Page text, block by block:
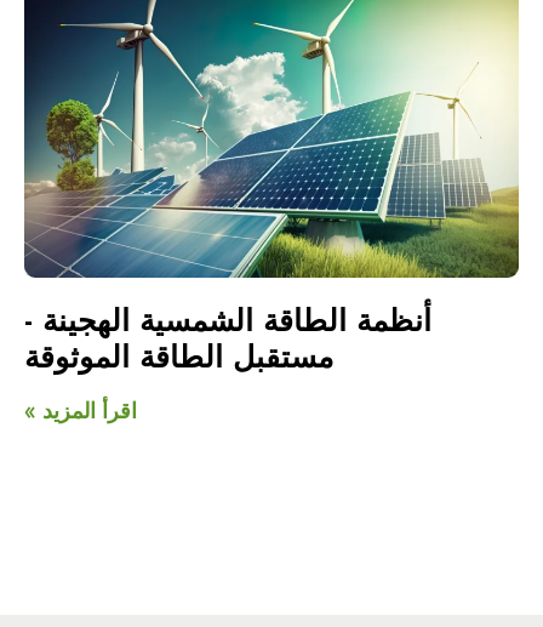
أنظمة الطاقة الشمسية الهجينة -
مستقبل الطاقة الموثوقة
اقرأ المزيد »